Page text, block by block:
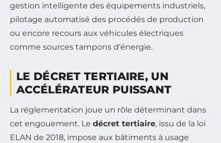
gestion intelligente des équipements industriels,
pilotage automatisé des procédés de production
ou encore recours aux véhicules électriques
comme sources tampons d'énergie.
LE DÉCRET TERTIAIRE, UN
ACCÉLÉRATEUR PUISSANT
La réglementation joue un rôle déterminant dans
cet engouement. Le décret tertiaire, issu de la loi
ELAN de 2018, impose aux bâtiments à usage